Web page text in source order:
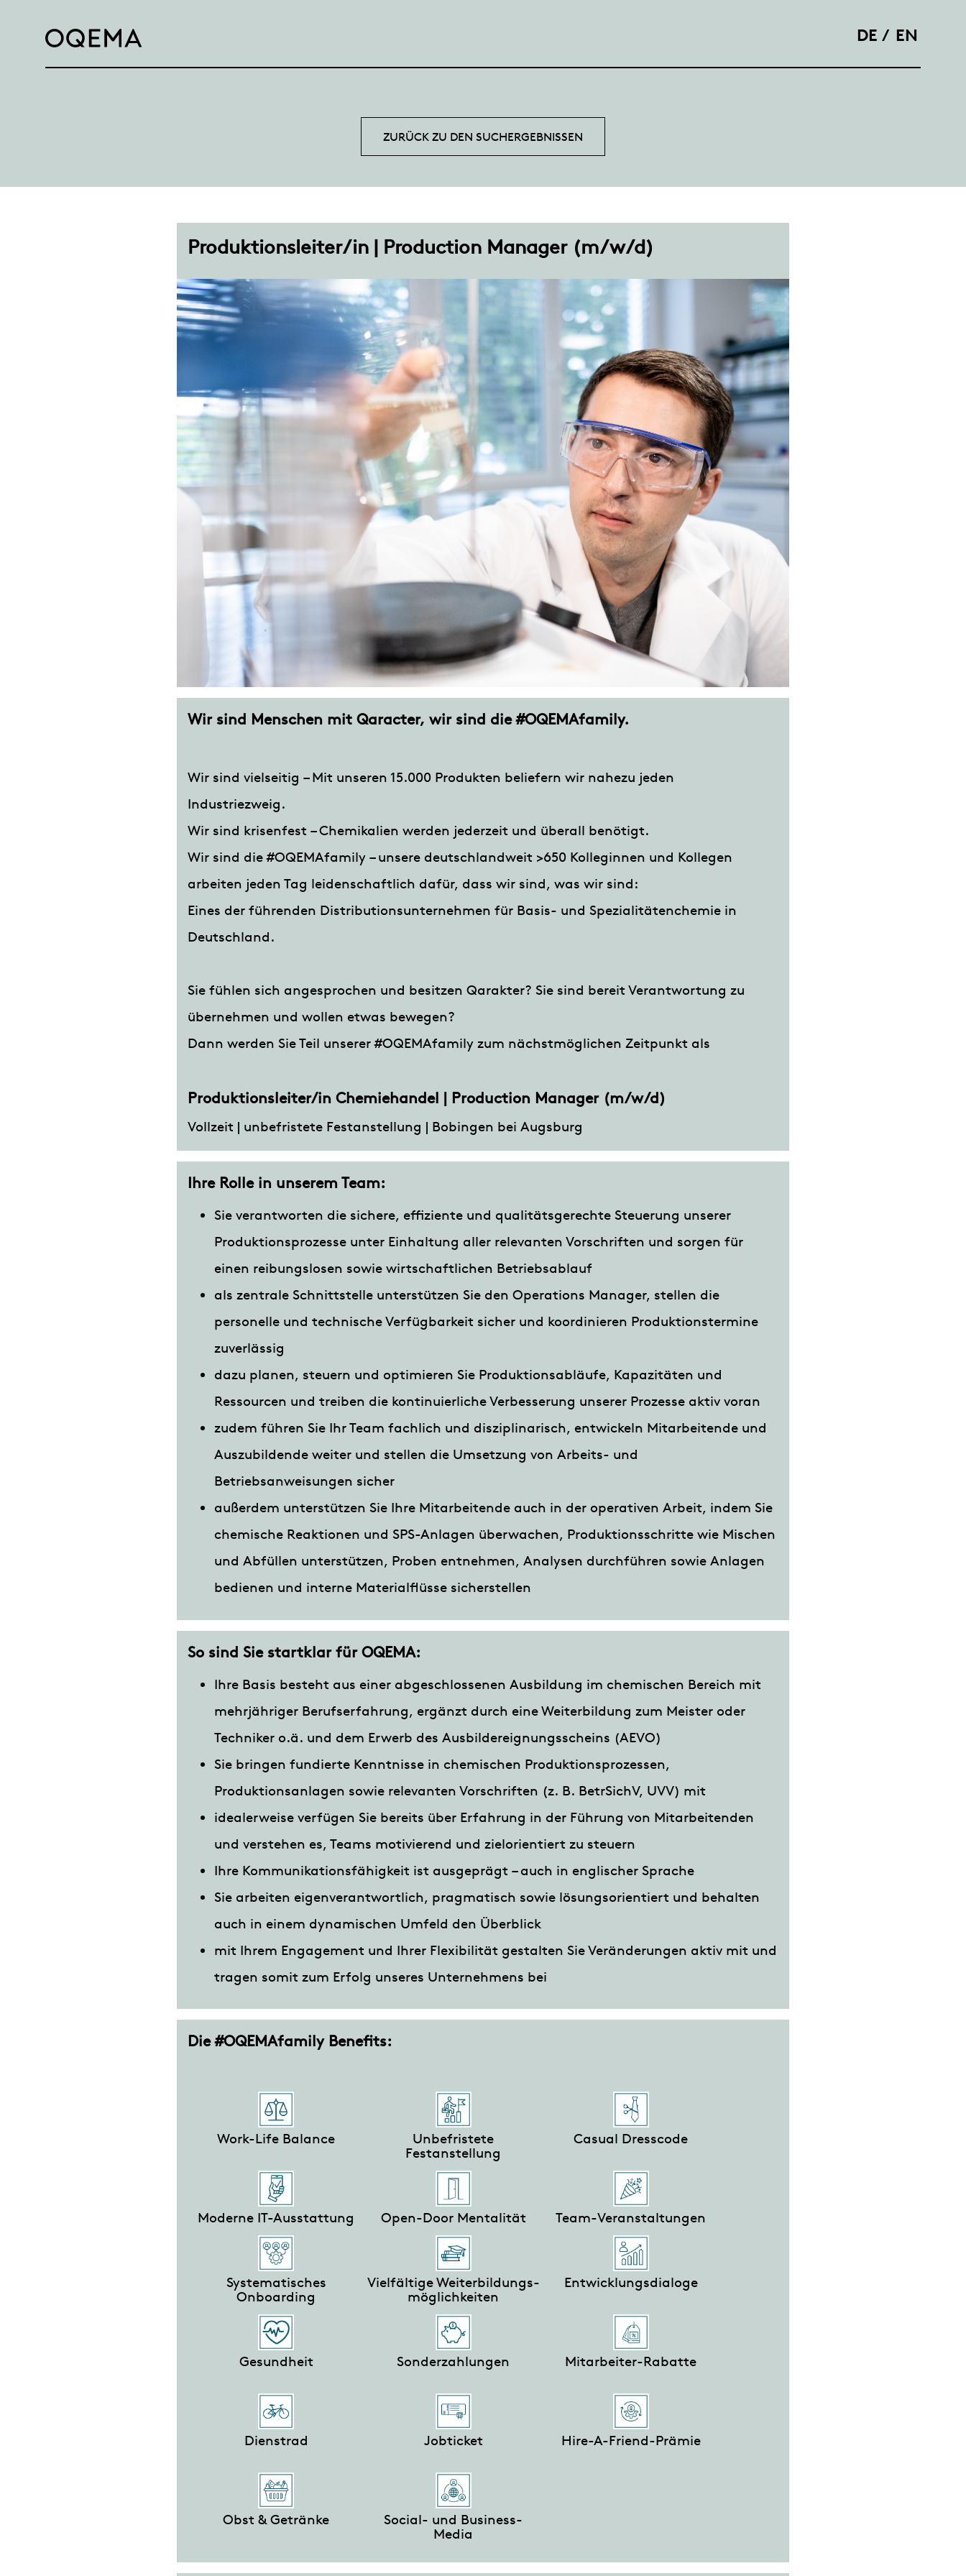
DE EN
ZURÜCK ZU DEN SUCHERGEBNISSEN
Produktionsleiter/in | Production Manager (m/w/d)
Wir sind Menschen mit Qaracter, wir sind die #OQEMAfamily.
Wir sind vielseitig – Mit unseren 15.000 Produkten beliefern wir nahezu jeden
Industriezweig.
Wir sind krisenfest – Chemikalien werden jederzeit und überall benötigt.
Wir sind die #OQEMAfamily – unsere deutschlandweit >650 Kolleginnen und Kollegen
arbeiten jeden Tag leidenschaftlich dafür, dass wir sind, was wir sind:
Eines der führenden Distributionsunternehmen für Basis- und Spezialitätenchemie in
Deutschland.
Sie fühlen sich angesprochen und besitzen Qarakter? Sie sind bereit Verantwortung zu
übernehmen und wollen etwas bewegen?
Dann werden Sie Teil unserer #OQEMAfamily zum nächstmöglichen Zeitpunkt als
Produktionsleiter/in Chemiehandel | Production Manager (m/w/d)
Vollzeit | unbefristete Festanstellung | Bobingen bei Augsburg
Ihre Rolle in unserem Team:
Sie verantworten die sichere, effiziente und qualitätsgerechte Steuerung unserer
Produktionsprozesse unter Einhaltung aller relevanten Vorschriften und sorgen für
einen reibungslosen sowie wirtschaftlichen Betriebsablauf
als zentrale Schnittstelle unterstützen Sie den Operations Manager, stellen die
personelle und technische Verfügbarkeit sicher und koordinieren Produktionstermine
zuverlässig
dazu planen, steuern und optimieren Sie Produktionsabläufe, Kapazitäten und
Ressourcen und treiben die kontinuierliche Verbesserung unserer Prozesse aktiv voran
zudem führen Sie Ihr Team fachlich und disziplinarisch, entwickeln Mitarbeitende und
Auszubildende weiter und stellen die Umsetzung von Arbeits- und
Betriebsanweisungen sicher
außerdem unterstützen Sie Ihre Mitarbeitende auch in der operativen Arbeit, indem Sie
chemische Reaktionen und SPS-Anlagen überwachen, Produktionsschritte wie Mischen
und Abfüllen unterstützen, Proben entnehmen, Analysen durchführen sowie Anlagen
bedienen und interne Materialflüsse sicherstellen
So sind Sie startklar für OQEMA:
Ihre Basis besteht aus einer abgeschlossenen Ausbildung im chemischen Bereich mit
mehrjähriger Berufserfahrung, ergänzt durch eine Weiterbildung zum Meister oder
Techniker o.ä. und dem Erwerb des Ausbildereignungsscheins (AEVO)
Sie bringen fundierte Kenntnisse in chemischen Produktionsprozessen,
Produktionsanlagen sowie relevanten Vorschriften (z. B. BetrSichV, UVV) mit
idealerweise verfügen Sie bereits über Erfahrung in der Führung von Mitarbeitenden
und verstehen es, Teams motivierend und zielorientiert zu steuern
Ihre Kommunikationsfähigkeit ist ausgeprägt – auch in englischer Sprache
Sie arbeiten eigenverantwortlich, pragmatisch sowie lösungsorientiert und behalten
auch in einem dynamischen Umfeld den Überblick
mit Ihrem Engagement und Ihrer Flexibilität gestalten Sie Veränderungen aktiv mit und
tragen somit zum Erfolg unseres Unternehmens bei
Die #OQEMAfamily Benefits:
Work-Life Balance
Unbefristete
Festanstellung
Casual Dresscode
Moderne IT-Ausstattung Open-Door Mentalität Team-Veranstaltungen
Systematisches
Onboarding
Vielfältige Weiterbildungs-
möglichkeiten
Entwicklungsdialoge
Gesundheit Sonderzahlungen Mitarbeiter-Rabatte
Dienstrad Jobticket Hire-A-Friend-Prämie
Obst & Getränke
Social- und Business-
Media